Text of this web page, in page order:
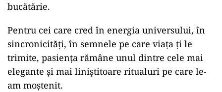
bucătărie.
Pentru cei care cred în energia universului, în
sincronicități, în semnele pe care viața ți le
trimite, pasiența rămâne unul dintre cele mai
elegante și mai liniștitoare ritualuri pe care le-
am moștenit.